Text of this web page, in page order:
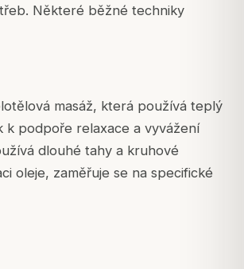
Některé běžné techniky
masáž, která používá teplý
k podpoře relaxace a vyvážení
dlouhé tahy a kruhové
oleje, zaměřuje se na specifické